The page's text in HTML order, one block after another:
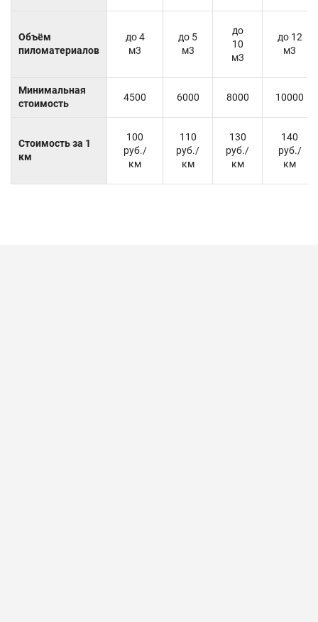
Объём
пиломатериалов
до 4
м3
до 5
м3
до
10
м3
до 12
м3
Минимальная
стоимость
4500 6000 8000 10000
Стоимость за 1
км
100
руб./
км
110
руб./
км
130
руб./
км
140
руб./
км